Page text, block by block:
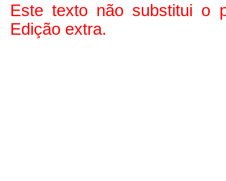
Este texto não substitui o
Edição extra.